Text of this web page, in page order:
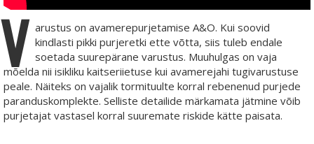
V arustus on avamerepurjetamise A&O. Kui soovid
kindlasti pikki purjeretki ette võtta, siis tuleb endale
soetada suurepärane varustus. Muuhulgas on vaja
mõelda nii isikliku kaitseriietuse kui avamerejahi tugivarustuse
peale. Näiteks on vajalik tormituulte korral rebenenud purjede
paranduskomplekte. Selliste detailide märkamata jätmine võib
purjetajat vastasel korral suuremate riskide kätte paisata.